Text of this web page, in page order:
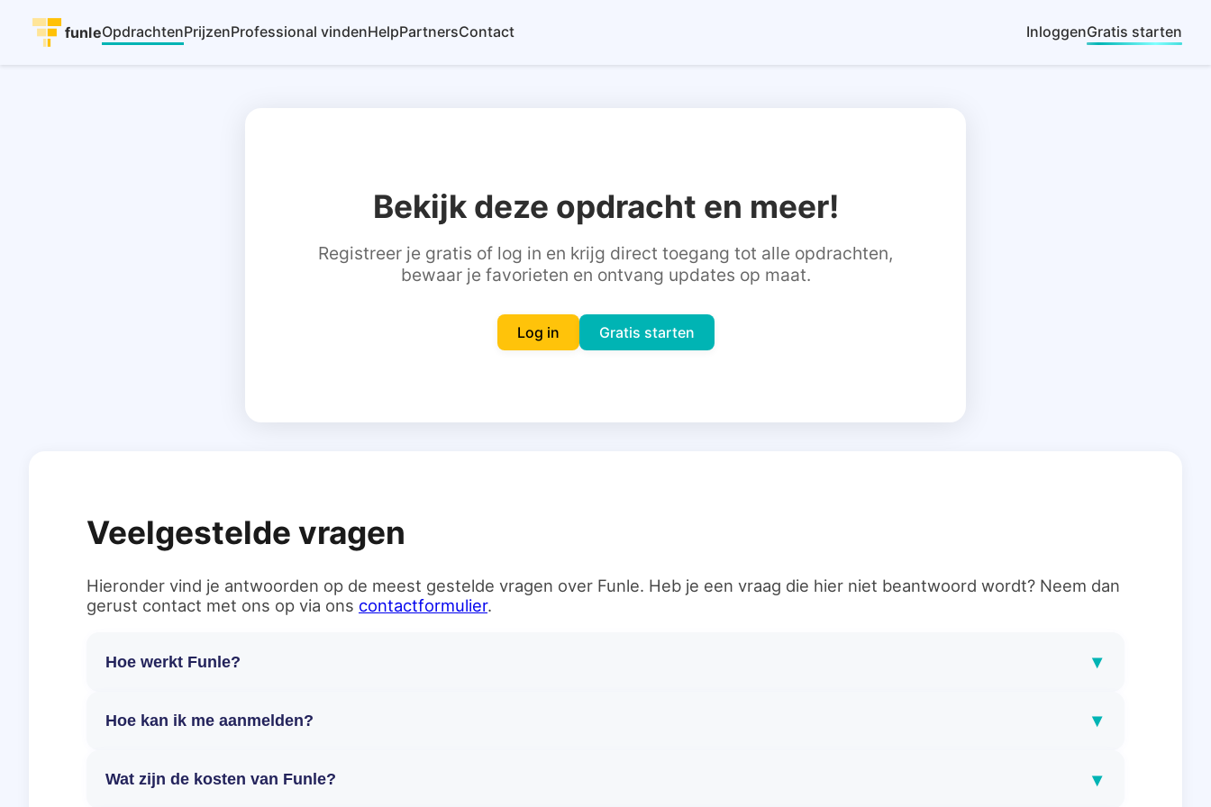
funleOpdrachtenPrijzenProfessional vindenHelpPartnersContact InloggenGratis starten
Bekijk deze opdracht en meer!
Registreer je gratis of log in en krijg direct toegang tot alle opdrachten,
bewaar je favorieten en ontvang updates op maat.
Log in Gratis starten
Veelgestelde vragen
Hieronder vind je antwoorden op de meest gestelde vragen over Funle. Heb je een vraag die hier niet beantwoord wordt? Neem dan
gerust contact met ons op via ons contactformulier.
Hoe werkt Funle? ▾
Hoe kan ik me aanmelden? ▾
Wat zijn de kosten van Funle? ▾